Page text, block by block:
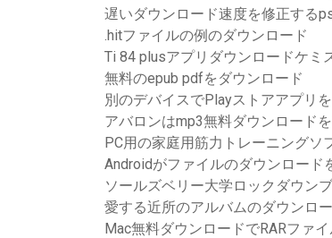
遅いダウンロード速度を修正する
.hitファイルの例のダウンロード
Ti 84 plusアプリダウンロードケミ
無料のepub pdfをダウンロード
別のデバイスでPlayストアアプリ
アバロンはmp3無料ダウンロード
PC用の家庭用筋力トレーニングソ
Androidがファイルのダウンロード
ソールズベリー大学ロックダウン
愛する近所のアルバムのダウンロ
Mac無料ダウンロードでRARファ